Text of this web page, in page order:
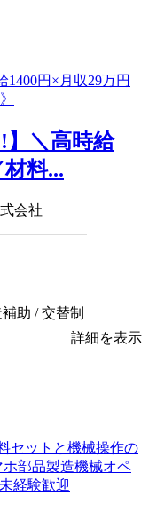
】＼高時給
料...
会社
助 / 交替制
詳細を表示